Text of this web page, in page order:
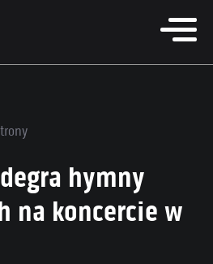
hymny
na koncercie w